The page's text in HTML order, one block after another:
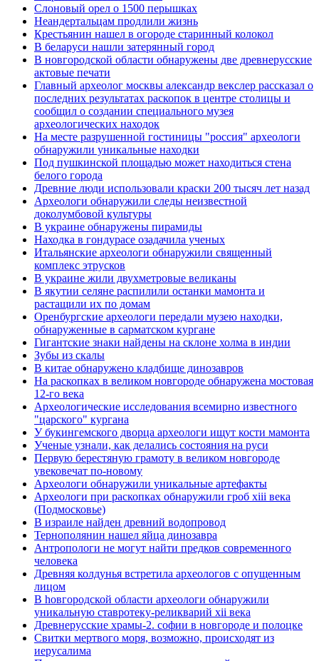
Слоновый орел о 1500 перышках
Неандертальцам продлили жизнь
Крестьянин нашел в огороде старинный колокол
В беларуси нашли затерянный город
В новгородской области обнаружены две древнерусские
актовые печати
Главный археолог москвы александр векслер рассказал о
последних результатах раскопок в центре столицы и
сообщил о создании специального музея
археологических находок
На месте разрушенной гостиницы "россия" археологи
обнаружили уникальные находки
Под пушкинской площадью может находиться стена
белого города
Древние люди использовали краски 200 тысяч лет назад
Археологи обнаружили следы неизвестной
доколумбовой культуры
В украине обнаружены пирамиды
Находка в гондурасе озадачила ученых
Итальянские археологи обнаружили священный
комплекс этрусков
В украине жили двухметровые великаны
В якутии селяне распилили останки мамонта и
растащили их по домам
Оренбургские археологи передали музею находки,
обнаруженные в сарматском кургане
Гигантские знаки найдены на склоне холма в индии
Зубы из скалы
В китае обнаружено кладбище динозавров
На раскопках в великом новгороде обнаружена мостовая
12-го века
Археологические исследования всемирно известного
"царского" кургана
У букингемского дворца археологи ищут кости мамонта
Ученые узнали, как делались состояния на руси
Первую берестяную грамоту в великом новгороде
увековечат по-новому
Археологи обнаружили уникальные артефакты
Археологи при раскопках обнаружили гроб xiii века
(Подмосковье)
В израиле найден древний водопровод
Тернополянин нашел яйца динозавра
Антропологи не могут найти предков современного
человека
Древняя колдунья встретила археологов с опущенным
лицом
В hовгородской области археологи обнаружили
уникальную ставротеку-реликварий xii века
Древнерусские храмы-2. софии в новгороде и полоцке
Свитки мертвого моря, возможно, происходят из
иерусалима